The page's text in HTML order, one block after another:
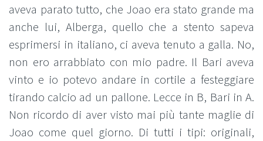
aveva parato tutto, che Joao era stato grande ma
anche lui, Alberga, quello che a stento sapeva
esprimersi in italiano, ci aveva tenuto a galla. No,
non ero arrabbiato con mio padre. Il Bari aveva
vinto e io potevo andare in cortile a festeggiare
tirando calcio ad un pallone. Lecce in B, Bari in A.
Non ricordo di aver visto mai più tante maglie di
Joao come quel giorno. Di tutti i tipi: originali,